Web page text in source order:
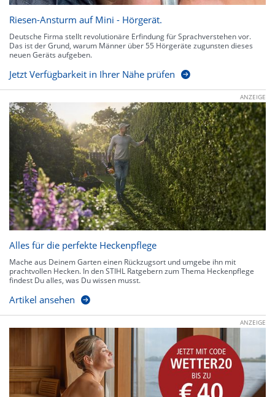
Riesen-Ansturm auf Mini - Hörgerät.
Deutsche Firma stellt revolutionäre Erfindung für Sprachverstehen vor.
Das ist der Grund, warum Männer über 55 Hörgeräte zugunsten dieses
neuen Geräts aufgeben.
Jetzt Verfügbarkeit in Ihrer Nähe prüfen
ANZEIGE
Alles für die perfekte Heckenpflege
Mache aus Deinem Garten einen Rückzugsort und umgebe ihn mit
prachtvollen Hecken. In den STIHL Ratgebern zum Thema Heckenpflege
findest Du alles, was Du wissen musst.
Artikel ansehen
ANZEIGE